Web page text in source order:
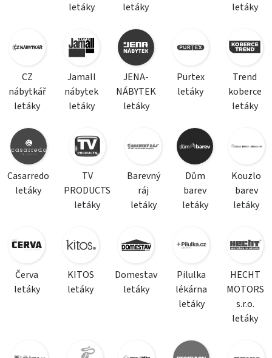
letáky
letáky
letáky
CZ
nábytkář
letáky
Jamall
nábytek
letáky
JENA-
NÁBYTEK
letáky
Purtex
letáky
Trend
koberce
letáky
Casarredo
letáky
TV
PRODUCTS
letáky
Barevný
ráj
letáky
Dům
barev
letáky
Kouzlo
barev
letáky
Červa
letáky
KITOS
letáky
Domestav
letáky
Pilulka
lékárna
letáky
HECHT
MOTORS
s.r.o.
letáky